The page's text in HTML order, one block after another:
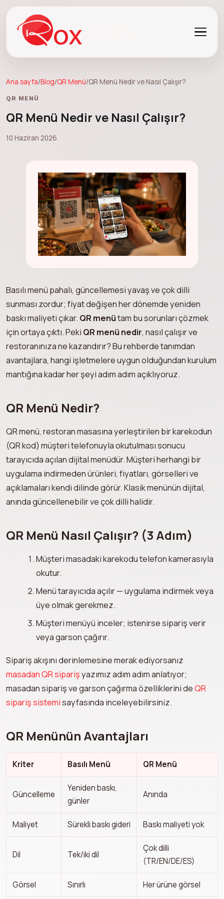
Ana sayfa/Blog/QR Menü/QR Menü Nedir ve Nasıl Çalışır?
QR MENÜ
QR Menü Nedir ve Nasıl Çalışır?
10 Haziran 2026
Basılı menü pahalı, güncellemesi yavaş ve çok dilli
sunması zordur; fiyat değişen her dönemde yeniden
baskı maliyeti çıkar. QR menütam bu sorunları çözmek
için ortaya çıktı. Peki QR menü nedir, nasıl çalışır ve
restoranınıza ne kazandırır? Bu rehberde tanımdan
avantajlara, hangi işletmelere uygun olduğundan kurulum
mantığına kadar her şeyi adım adım açıklıyoruz.
QR Menü Nedir?
QR menü, restoran masasına yerleştirilen bir karekodun
(QR kod) müşteri telefonuyla okutulması sonucu
tarayıcıda açılan dijital menüdür. Müşteri herhangi bir
uygulama indirmeden ürünleri, fiyatları, görselleri ve
açıklamaları kendi dilinde görür. Klasik menünün dijital,
anında güncellenebilir ve çok dilli halidir.
QR Menü Nasıl Çalışır? (3 Adım)
Müşteri masadaki karekodu telefon kamerasıyla
okutur.
Menü tarayıcıda açılır — uygulama indirmek veya
üye olmak gerekmez.
Müşteri menüyü inceler; istenirse sipariş verir
veya garson çağırır.
Sipariş akışını derinlemesine merak ediyorsanız
masadan QR siparişyazımız adım adım anlatıyor;
masadan sipariş ve garson çağırma özelliklerini deQR
sipariş sistemisayfasında inceleyebilirsiniz.
QR Menünün Avantajları
Kriter Basılı Menü QR Menü
Güncelleme
Yeniden baskı,
günler
Anında
Maliyet Sürekli baskı gideri Baskı maliyeti yok
Dil Tek/iki dil
Çok dilli
(TR/EN/DE/ES)
Görsel Sınırlı Her ürüne görsel